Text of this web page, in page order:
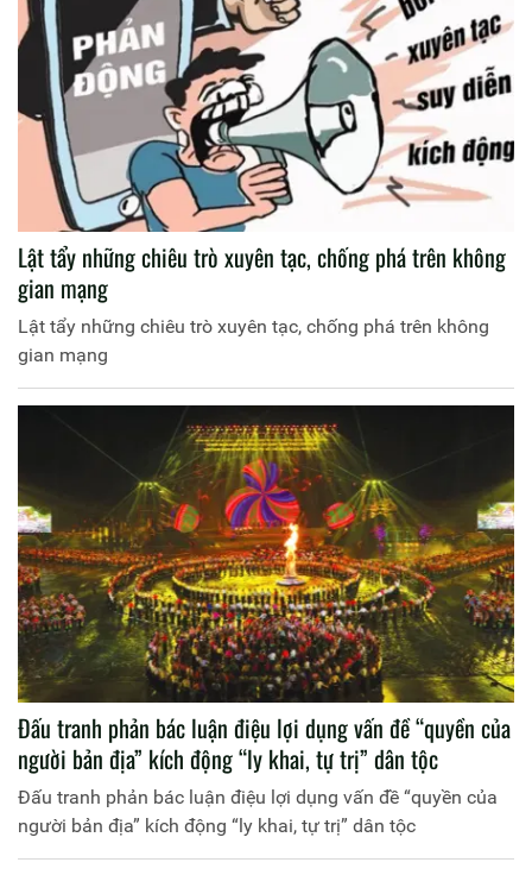
Lật tẩy những chiêu trò xuyên tạc, chống phá trên không
gian mạng
Lật tẩy những chiêu trò xuyên tạc, chống phá trên không
gian mạng
Đấu tranh phản bác luận điệu lợi dụng vấn đề “quyền của
người bản địa” kích động “ly khai, tự trị” dân tộc
Đấu tranh phản bác luận điệu lợi dụng vấn đề “quyền của
người bản địa” kích động “ly khai, tự trị” dân tộc